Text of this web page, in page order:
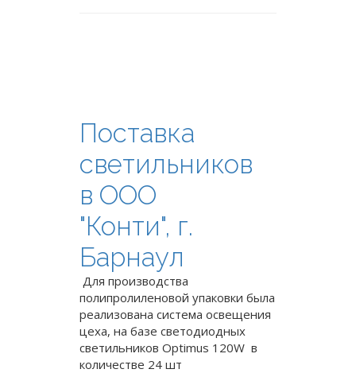
Поставка
светильников
в ООО
"Конти", г.
Барнаул
Для производства
полипролиленовой упаковки была
реализована система освещения
цеха, на базе светодиодных
светильников Optimus 120W в
количестве 24 шт